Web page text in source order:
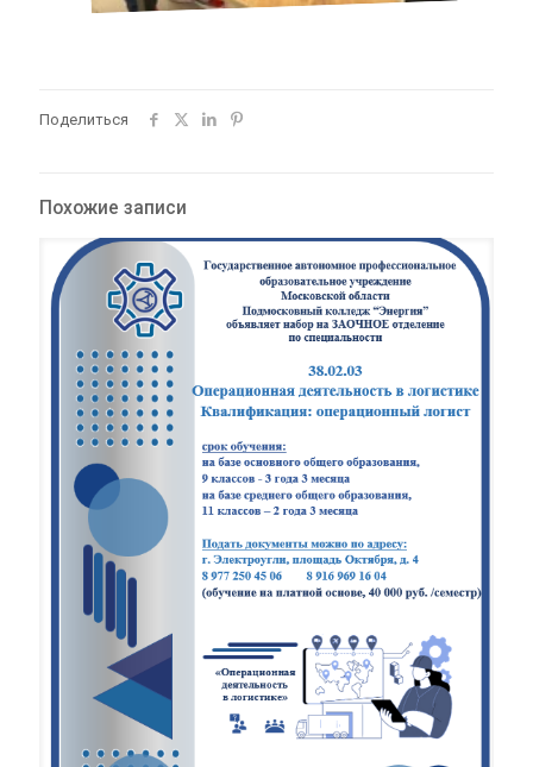
Поделиться
Похожие записи